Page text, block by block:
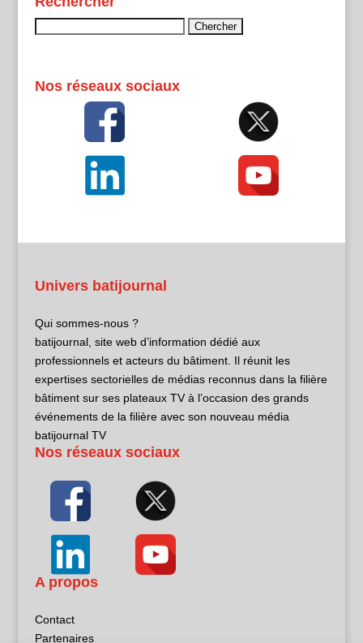
Nos réseaux sociaux
Univers batijournal
Qui sommes-nous ?
batijournal, site web d’information dédié aux
professionnels et acteurs du bâtiment. Il réunit les
expertises sectorielles de médias reconnus dans la filière
bâtiment sur ses plateaux TV à l’occasion des grands
événements de la filière avec son nouveau média
batijournal TV
Nos réseaux sociaux
A propos
Contact
Partenaires